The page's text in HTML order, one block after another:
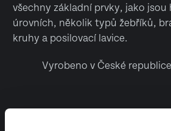
všechny základní prvky, jako jsou
úrovních, několik typů žebříků,
kruhy a posilovací lavice.
Vyrobeno v České republice